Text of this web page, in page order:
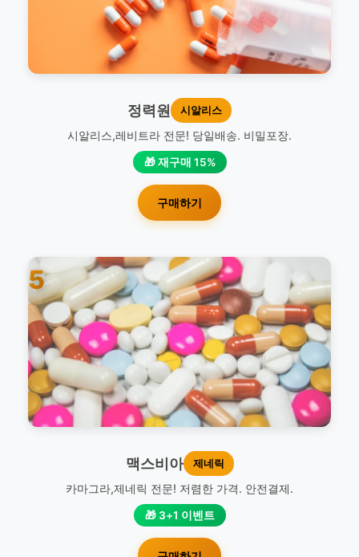
정력원 시알리스
시알리스,레비트라 전문! 당일배송. 비밀포장.
🎁 재구매 15%
구매하기
5
맥스비아 제네릭
카마그라,제네릭 전문! 저렴한 가격. 안전결제.
🎁 3+1 이벤트